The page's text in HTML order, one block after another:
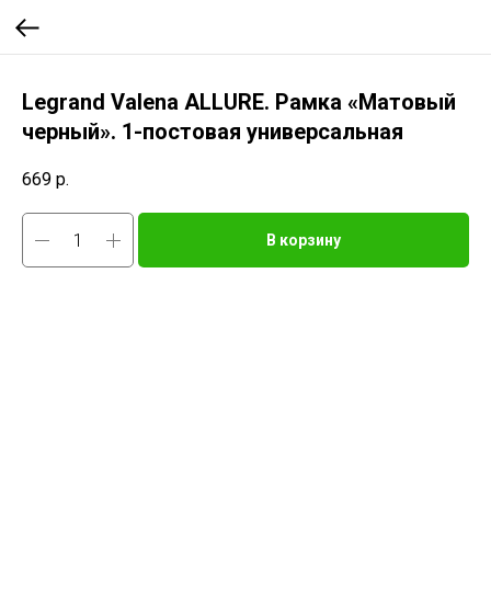
Legrand Valena ALLURE. Рамка «Матовый
черный». 1-постовая универсальная
669 р.
В корзину